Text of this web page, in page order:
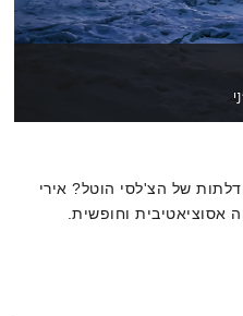
של הצ'לסי הוטל? אירי
אסוציאטיבית וחופשית.